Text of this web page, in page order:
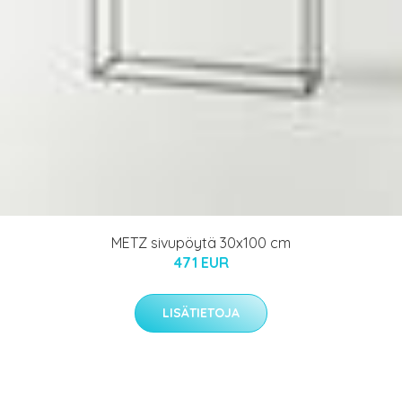
METZ sivupöytä 30x100 cm
471 EUR
LISÄTIETOJA